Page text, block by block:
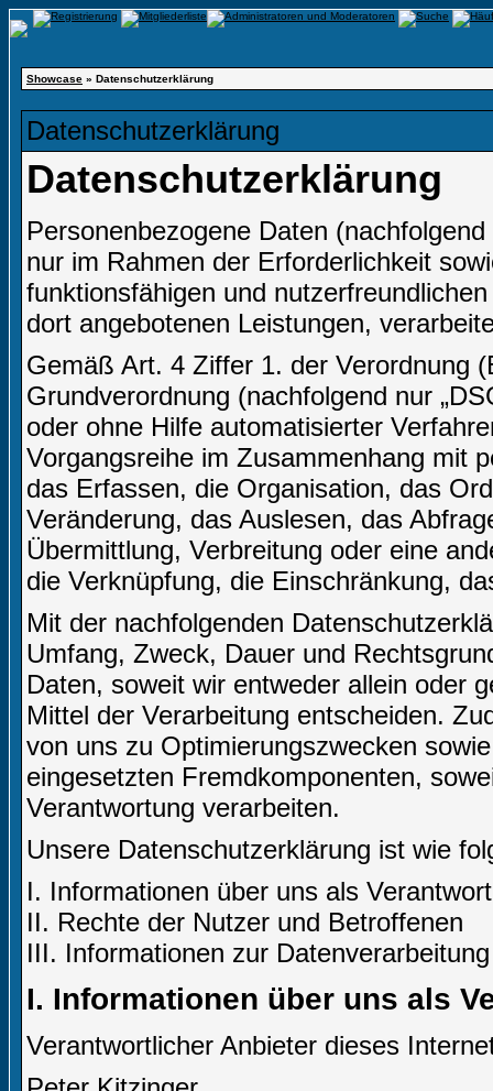
Showcase » Datenschutzerklärung
Datenschutzerklärung
Datenschutzerklärung
Personenbezogene Daten
nur im Rahmen der Erforderlichkeit
funktionsfähigen und
dort angebotenen Leistungen,
Gemäß Art. 4 Ziffer 1. der Verordnung
Grundverordnung (nachfolgend nur
oder ohne Hilfe automatisierter
Vorgangsreihe im Zusammenhang mit
das Erfassen, die Organisation, das
Veränderung, das Auslesen, das
Übermittlung, Verbreitung oder eine
die Verknüpfung, die Einschränkung,
Mit der nachfolgenden
Umfang, Zweck, Dauer und
Daten, soweit wir entweder allein oder
Mittel der Verarbeitung entscheiden.
von uns zu Optimierungszwecken
eingesetzten Fremdkomponenten,
Verantwortung verarbeiten.
Unsere Datenschutzerklärung ist wie
I. Informationen über uns als
II. Rechte der Nutzer und Betroffenen
III. Informationen zur Datenverarbeitung
I. Informationen über uns als
Verantwortlicher Anbieter dieses